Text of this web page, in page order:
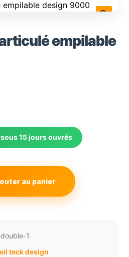
empilable
15 jours ouvrés
au panier
1
teck design